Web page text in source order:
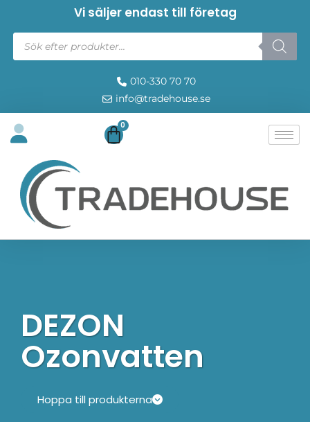
Vi säljer endast till företag
010-330 70 70
info@tradehouse.se
0
DEZON
Ozonvatten
Hoppa till produkterna